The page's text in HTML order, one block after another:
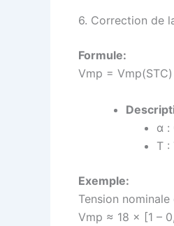
6. Correction de
Formule:
Vmp =
α :
T :
Exemple:
Tension
Vmp ≈ 18 × [1 –